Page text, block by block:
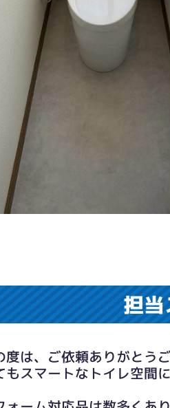
担
度は、ご依頼ありがとう
もスマートなトイレ空間